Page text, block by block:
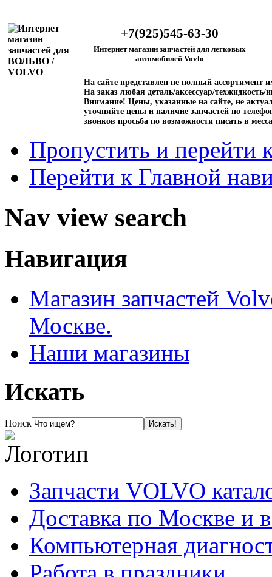
+7(925)545-63-30
Интернет магазин запчастей для легковых
автомобилей Vovlo
На сайте представлен не полный ассортимент
На заказ любая деталь/аксессуар/техжидкость/
Внимание! Цены, указанные на сайте, не
уточняйте цены и наличие запчастей по
звонков просьба по возможности писать в
Пропустить и перейти
Перейти к Главной
Nav view search
Навигация
Магазин запчастей
Москве.
Наши магазины
Искать
Поиск
Запчасти VOLVO
Доставка по Москве и
Компьютерная